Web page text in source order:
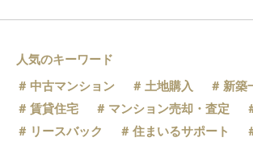
人気のキーワード
中古マンション
土地購入
新築
賃貸住宅
マンション売却・査定
リースバック
住まいるサポート